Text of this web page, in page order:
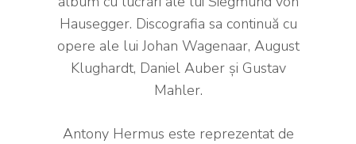
Hausegger. Discografia sa continuă cu
opere ale lui Johan Wagenaar, August
Klughardt, Daniel Auber și Gustav
Mahler.
Antony Hermus este reprezentat de